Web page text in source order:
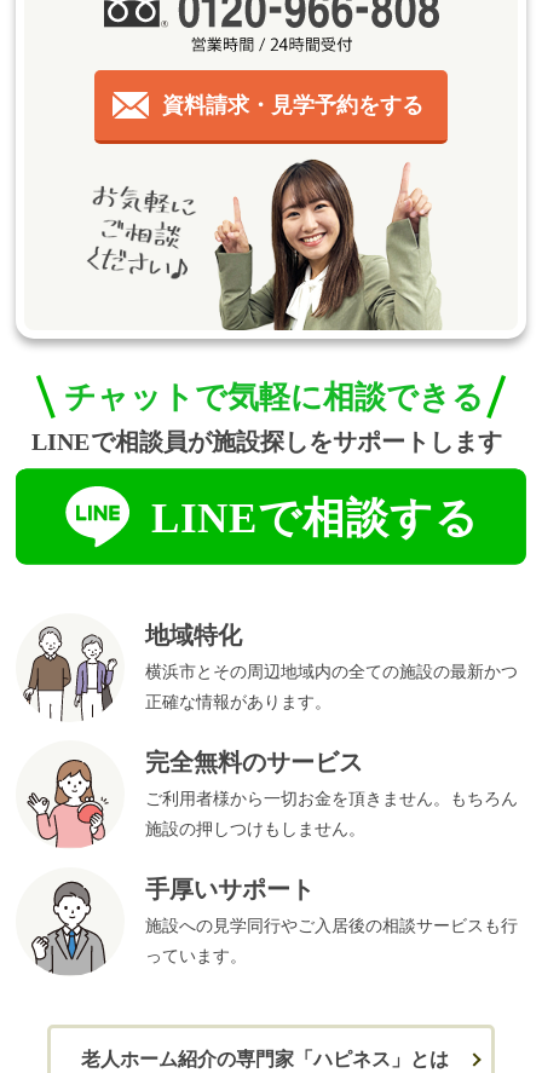
資料請求・見学予約をする
地域特化
横浜市とその周辺地域内の全ての施設の最新かつ
正確な情報があります。
完全無料のサービス
ご利用者様から一切お金を頂きません。もちろん
施設の押しつけもしません。
手厚いサポート
施設への見学同行やご入居後の相談サービスも行
っています。
老人ホーム紹介の専門家「ハピネス」とは